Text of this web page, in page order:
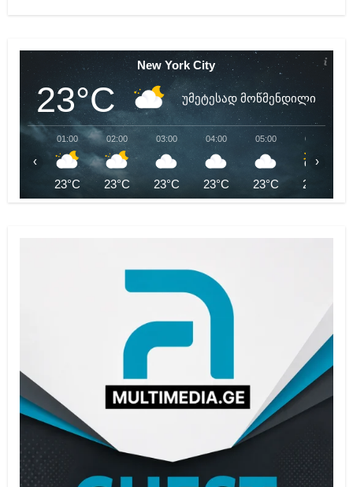
New York City
23°C უმეტესად მოწმენდილი
01:00
23°C
02:00
23°C
03:00
23°C
04:00
23°C
05:00
23°C
06:00
23°C
‹ ›